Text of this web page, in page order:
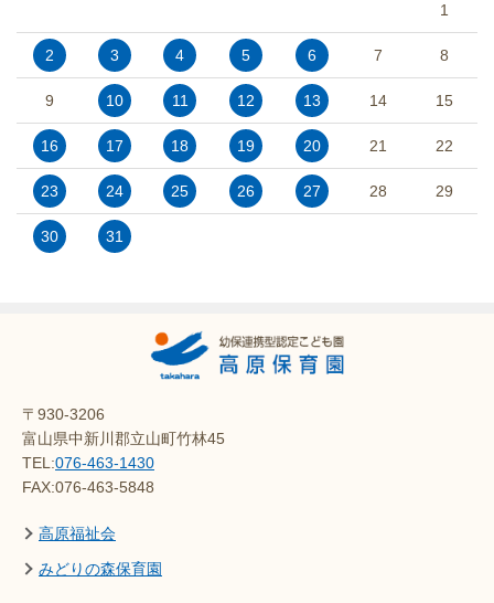
1
2 3 4 5 6 7 8
9 10 11 12 13 14 15
16 17 18 19 20 21 22
23 24 25 26 27 28 29
30 31
〒930-3206
富山県中新川郡立山町竹林45
TEL:076-463-1430
FAX:076-463-5848
高原福祉会
みどりの森保育園